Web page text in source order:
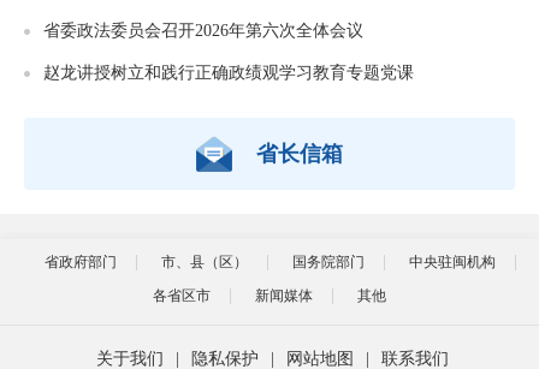
省委政法委员会召开2026年第六次全体会议
赵龙讲授树立和践行正确政绩观学习教育专题党课
省长信箱
省政府部门 市、县（区） 国务院部门
中央驻闽机构
各省区市
新闻媒体 其他
关于我们 隐私保护 网站地图 联系我们